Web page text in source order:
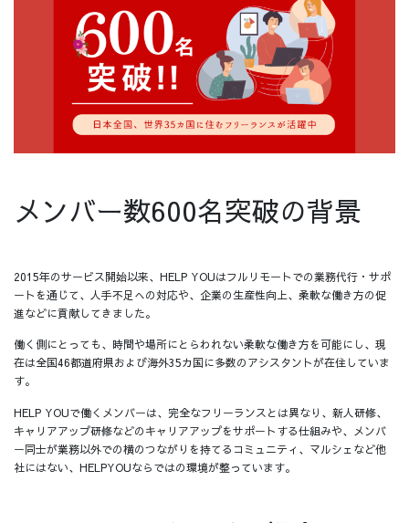
お問い合わせ
メンバー数600名突破の背景
2015年のサービス開始以来、HELP YOUはフルリモートでの業務代行・サポ
ートを通じて、人手不足への対応や、企業の生産性向上、柔軟な働き方の促
進などに貢献してきました。
働く側にとっても、時間や場所にとらわれない柔軟な働き方を可能にし、現
在は全国46都道府県および海外35カ国に多数のアシスタントが在住していま
す。
HELP YOUで働くメンバーは、完全なフリーランスとは異なり、新人研修、
キャリアアップ研修などのキャリアアップをサポートする仕組みや、メンバ
ー同士が業務以外での横のつながりを持てるコミュニティ、マルシェなど他
社にはない、HELPYOUならではの環境が整っています。